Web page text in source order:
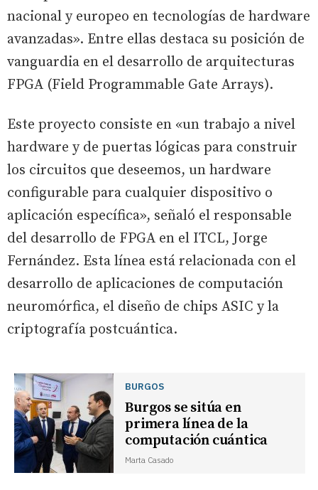
nacional y europeo en tecnologías de hardware
avanzadas». Entre ellas destaca su posición de
vanguardia en el desarrollo de arquitecturas
FPGA (Field Programmable Gate Arrays).
Este proyecto consiste en «un trabajo a nivel
hardware y de puertas lógicas para construir
los circuitos que deseemos, un hardware
configurable para cualquier dispositivo o
aplicación específica», señaló el responsable
del desarrollo de FPGA en el ITCL, Jorge
Fernández. Esta línea está relacionada con el
desarrollo de aplicaciones de computación
neuromórfica, el diseño de chips ASIC y la
criptografía postcuántica.
BURGOS
Burgos se sitúa en
primera línea de la
computación cuántica
Marta Casado